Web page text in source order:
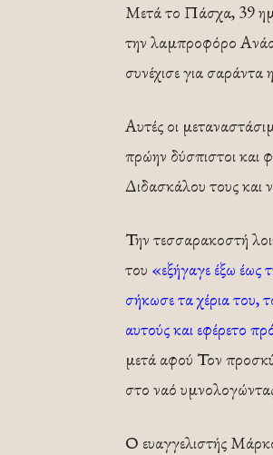
Μετά το Πάσχα, 39
την λαμπροφόρο
συνέχισε για
Αυτές οι
πρώην δύσπιστοι και
Διδασκάλου τους και
Την τεσσαρακοστή
του «εξήγαγε έξω έως
σήκωσε τα χέρια του,
αυτούς και εφέρετο
μετά αφού Τον
στο ναό
Ο ευαγγελιστής